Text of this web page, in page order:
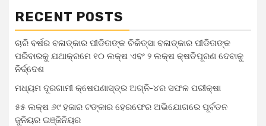
RECENT POSTS
ଚାରି ବର୍ଷର ବଳାତ୍କାର ପୀଡିତାଙ୍କ ଚିକିତ୍ସା ବଳାତ୍କାର ପୀଡିତାଙ୍କ
ପରିବାରକୁ ଯଥାକ୍ରମେ ୧୦ ଲକ୍ଷ ଏବଂ ୨ ଲକ୍ଷ କ୍ଷତିପୂରଣ ଦେବାକୁ
ନିର୍ଦ୍ଦେଶ
ମଧ୍ୟମ ଦୂରଗାମୀ କ୍ଷେପଣାସ୍ତ୍ର ଅଗ୍ନି-୪ର ସଫଳ ପରୀକ୍ଷା
୫୫ ଲକ୍ଷ ୬୯ ହଜାର ଟଙ୍କାର ହେରଫେର ଅଭିଯୋଗରେ ପୂର୍ବତନ
ଜୁନିୟର ଇଞ୍ଜିନିୟର